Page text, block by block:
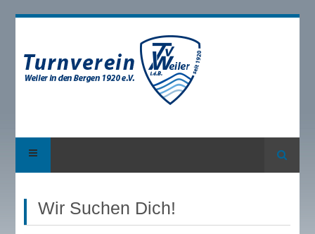
Suche
Wir Suchen Dich!